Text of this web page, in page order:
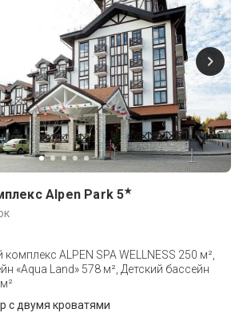
Alpen Park 5★
ALPEN SPA WELLNESS 250 м²,
«Aqua Land» 578 м², Детский бассейн
с двумя кроватями